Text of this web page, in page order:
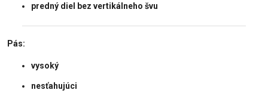
predný diel bez vertikálneho švu
Pás:
vysoký
nesťahujúci